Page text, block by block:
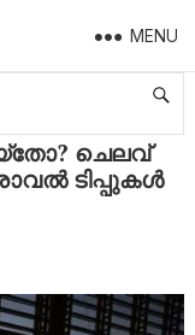
MENU
ഈ ‘സ്മാർട്ട്’ ട്രാവൽ ടിപ്പുകൾ അറിയൂ!
ചെലവ്
ടിപ്പുകൾ